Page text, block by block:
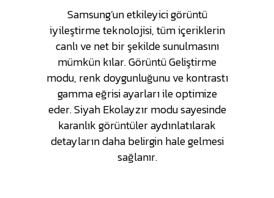
Samsung’un etkileyici görüntü
iyileştirme teknolojisi, tüm içeriklerin
canlı ve net bir şekilde sunulmasını
mümkün kılar. Görüntü Geliştirme
modu, renk doygunluğunu ve kontrastı
gamma eğrisi ayarları ile optimize
eder. Siyah Ekolayzır modu sayesinde
karanlık görüntüler aydınlatılarak
detayların daha belirgin hale gelmesi
sağlanır.